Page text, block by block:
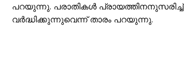
പറയുന്നു. പരാതികൾ പ്രായത്തിനനുസരിച്ച്
വർദ്ധിക്കുന്നുവെന്ന് താരം പറയുന്നു.